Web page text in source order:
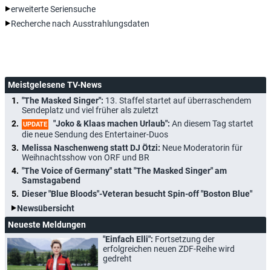
erweiterte Seriensuche
Recherche nach Ausstrahlungsdaten
Meistgelesene TV-News
"The Masked Singer": 13. Staffel startet auf überraschendem
Sendeplatz und viel früher als zuletzt
UPDATE "Joko & Klaas machen Urlaub": An diesem Tag startet
die neue Sendung des Entertainer-Duos
Melissa Naschenweng statt DJ Ötzi: Neue Moderatorin für
Weihnachtsshow von ORF und BR
"The Voice of Germany" statt "The Masked Singer" am
Samstagabend
Dieser "Blue Bloods"-Veteran besucht Spin-off "Boston Blue"
Newsübersicht
Neueste Meldungen
"Einfach Elli": Fortsetzung der
erfolgreichen neuen ZDF-Reihe wird
gedreht